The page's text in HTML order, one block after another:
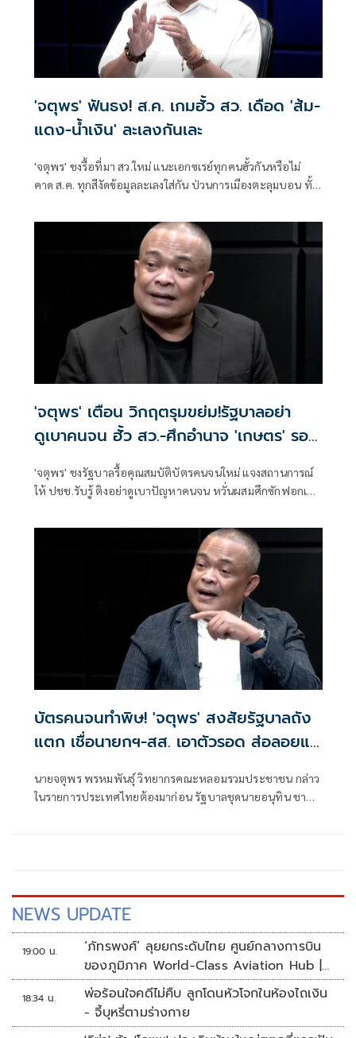
'จตุพร' ฟันธง! ส.ค. เกมฮั้ว สว. เดือด 'ส้ม-
แดง-น้ำเงิน' ละเลงกันเละ
'จตุพร' ชงรื้อที่มา สว.ใหม่ แนะเอกซเรย์ทุกคนฮั้วกันหรือไม่
คาด ส.ค. ทุกสีงัดข้อมูลละเลงใส่กัน ป่วนการเมืองตะลุมบอน ทั้ง
'จตุพร' เตือน วิกฤตรุมขย่ม!รัฐบาลอย่า
ดูเบาคนจน ฮั้ว สว.-ศึกอำนาจ 'เกษตร' รอ
'จตุพร' ชงรัฐบาลรื้อคุณสมบัติบัตรคนจนใหม่ แจงสถานการณ์
ให้ ปชช.รับรู้ ติงอย่าดูเบาปัญหาคนจน หวั่นผสมศึกซักฟอกเปิด
จ้องล้างบางกัน ชี้ล้วนวิกฤตใหญ่จ่อรุมขย่ม'อนุทิน'
บัตรคนจนทำพิษ! 'จตุพร' สงสัยรัฐบาลถัง
แตก เชื่อนายกฯ-สส. เอาตัวรอด ส่อลอยแพ
นายจตุพร พรหมพันธุ์ วิทยากรคณะหลอมรวมประชาชน กล่าว
ในรายการประเทศไทยต้องมาก่อน รัฐบาลชุดนายอนุทิน ชาญ
NEWS UPDATE
19:00 น.
‘ภัทรพงศ์’ ลุยยกระดับไทย ศูนย์กลางการบิน
ของภูมิภาค World-Class Aviation Hub |
ห้องข่าวไทยโพสต์สุดสัปดาห์
18:34 น.
พ่อร้อนใจคดีไม่คืบ ลูกโดนหัวโจกในห้องไถเงิน
- จี้บุหรี่ตามร่างกาย